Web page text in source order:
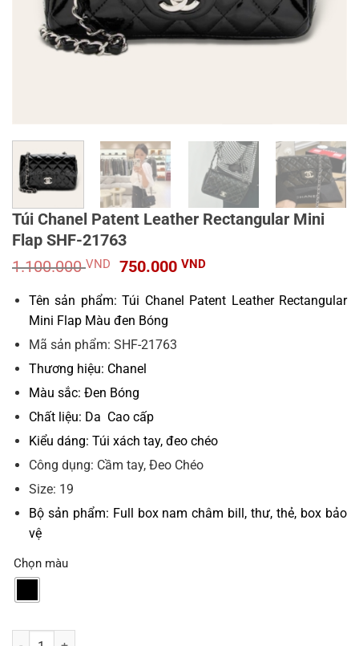
Túi Chanel Patent Leather Rectangular Mini
Flap SHF-21763
1.100.000VND
Giá
là:
1.100.000 VND.
750.000 VNDGiá
tại
Tên sản phẩm: Túi Chanel Patent Leather Rectangular
Mini Flap Màu đen Bóng
Mã sản phẩm: SHF-21763
Thương hiệu: Chanel
Màu sắc: Đen Bóng
Chất liệu: Da Cao cấp
Kiểu dáng: Túi xách tay, đeo chéo
Công dụng: Cầm tay, Đeo Chéo
Size: 19
Bộ sản phẩm: Full box nam châm bill, thư, thẻ, box bảo
vệ
Chọn màu
Túi Chanel Patent Leather Rectangular Mini Flap SHF-21763 số